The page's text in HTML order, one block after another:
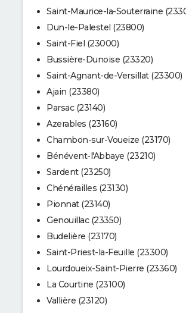
Saint-Maurice-la-Souterraine
Dun-le-Palestel (23800)
Saint-Fiel (23000)
Bussière-Dunoise (23320)
Saint-Agnant-de-Versillat (23300)
Ajain (23380)
Parsac (23140)
Azerables (23160)
Chambon-sur-Voueize (23170)
Bénévent-l'Abbaye (23210)
Sardent (23250)
Chénérailles (23130)
Pionnat (23140)
Genouillac (23350)
Budelière (23170)
Saint-Priest-la-Feuille (23300)
Lourdoueix-Saint-Pierre (23360)
La Courtine (23100)
Vallière (23120)